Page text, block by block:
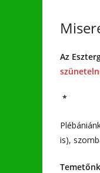
Az
*
is),